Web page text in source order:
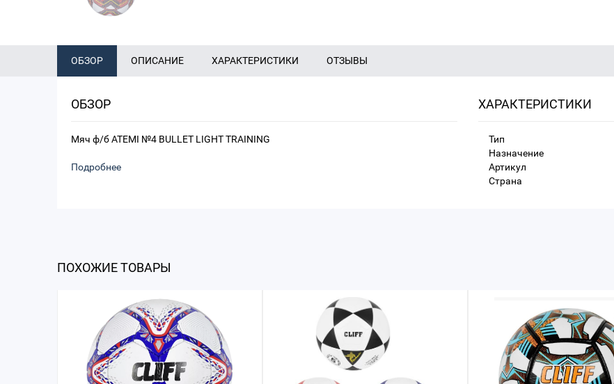
ОБЗОР ОПИСАНИЕ ХАРАКТЕРИСТИКИ ОТЗЫВЫ
ОБЗОР
Мяч ф/б ATEMI №4 BULLET LIGHT TRAINING
Подробнее
ХАРАКТЕРИСТИКИ
Тип
Назначение
Артикул
Страна
ПОХОЖИЕ ТОВАРЫ